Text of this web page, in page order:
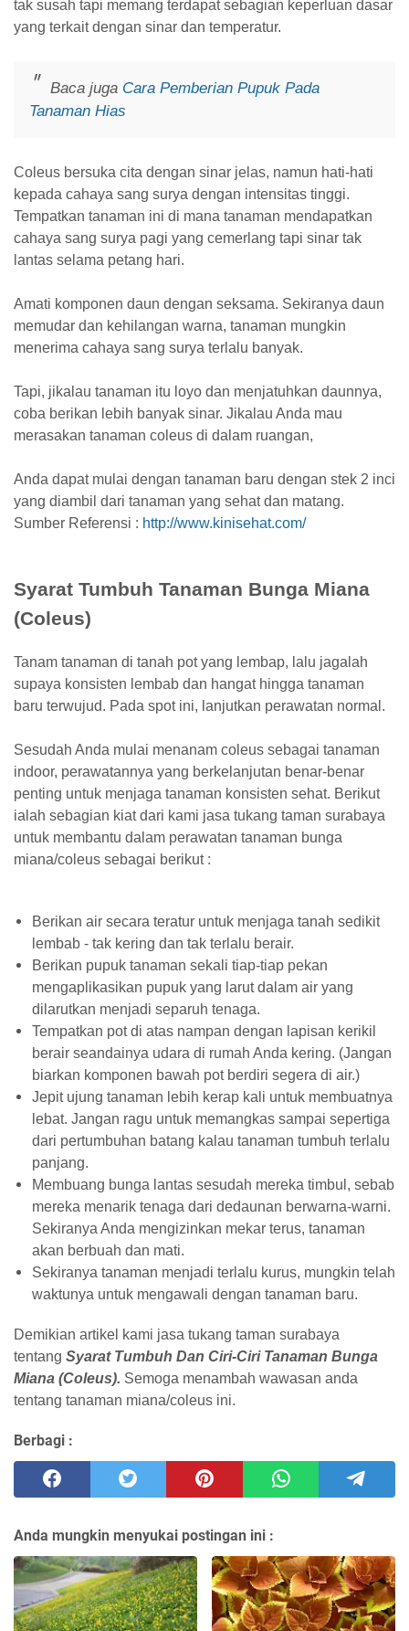
tak susah tapi memang terdapat sebagian keperluan dasar
yang terkait dengan sinar dan temperatur.
Baca juga Cara Pemberian Pupuk Pada
Tanaman Hias
Coleus bersuka cita dengan sinar jelas, namun hati-hati
kepada cahaya sang surya dengan intensitas tinggi.
Tempatkan tanaman ini di mana tanaman mendapatkan
cahaya sang surya pagi yang cemerlang tapi sinar tak
lantas selama petang hari.
Amati komponen daun dengan seksama. Sekiranya daun
memudar dan kehilangan warna, tanaman mungkin
menerima cahaya sang surya terlalu banyak.
Tapi, jikalau tanaman itu loyo dan menjatuhkan daunnya,
coba berikan lebih banyak sinar. Jikalau Anda mau
merasakan tanaman coleus di dalam ruangan,
Anda dapat mulai dengan tanaman baru dengan stek 2 inci
yang diambil dari tanaman yang sehat dan matang.
Sumber Referensi : http://www.kinisehat.com/
Syarat Tumbuh Tanaman Bunga Miana
(Coleus)
Tanam tanaman di tanah pot yang lembap, lalu jagalah
supaya konsisten lembab dan hangat hingga tanaman
baru terwujud. Pada spot ini, lanjutkan perawatan normal.
Sesudah Anda mulai menanam coleus sebagai tanaman
indoor, perawatannya yang berkelanjutan benar-benar
penting untuk menjaga tanaman konsisten sehat. Berikut
ialah sebagian kiat dari kami jasa tukang taman surabaya
untuk membantu dalam perawatan tanaman bunga
miana/coleus sebagai berikut :
Berikan air secara teratur untuk menjaga tanah sedikit
lembab - tak kering dan tak terlalu berair.
Berikan pupuk tanaman sekali tiap-tiap pekan
mengaplikasikan pupuk yang larut dalam air yang
dilarutkan menjadi separuh tenaga.
Tempatkan pot di atas nampan dengan lapisan kerikil
berair seandainya udara di rumah Anda kering. (Jangan
biarkan komponen bawah pot berdiri segera di air.)
Jepit ujung tanaman lebih kerap kali untuk membuatnya
lebat. Jangan ragu untuk memangkas sampai sepertiga
dari pertumbuhan batang kalau tanaman tumbuh terlalu
panjang.
Membuang bunga lantas sesudah mereka timbul, sebab
mereka menarik tenaga dari dedaunan berwarna-warni.
Sekiranya Anda mengizinkan mekar terus, tanaman
akan berbuah dan mati.
Sekiranya tanaman menjadi terlalu kurus, mungkin telah
waktunya untuk mengawali dengan tanaman baru.
Demikian artikel kami jasa tukang taman surabaya
tentang Syarat Tumbuh Dan Ciri-Ciri Tanaman Bunga
Miana (Coleus). Semoga menambah wawasan anda
tentang tanaman miana/coleus ini.
Berbagi :
Anda mungkin menyukai postingan ini :